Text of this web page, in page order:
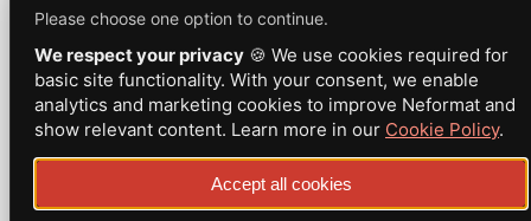
Please choose one option to continue.
We respect your privacy 🍪 We use cookies required for
basic site functionality. With your consent, we enable
analytics and marketing cookies to improve Neformat and
show relevant content. Learn more in our Cookie Policy.
Accept all cookies